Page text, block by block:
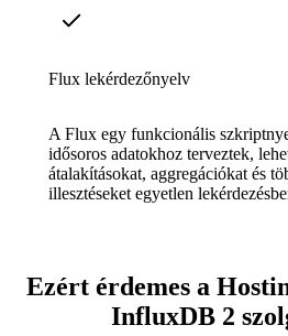
Flux lekérdezőnyelv
A Flux egy funkcionális
idősoros adatokhoz terveztek,
átalakításokat, aggregációkat és
illesztéseket egyetlen
Ezért érdemes a
InfluxDB 2